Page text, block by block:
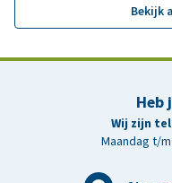
Bekijk
Heb
Wij zijn
Maandag t/